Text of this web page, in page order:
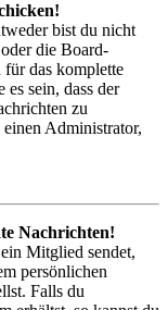
bist du nicht
die Board-
das komplette
es sein, dass der
zu
Administrator,
Nachrichten!
Mitglied sendet,
persönlichen
Falls du